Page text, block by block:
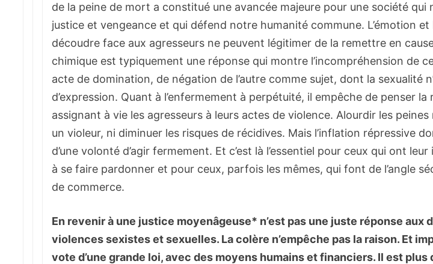
de la peine de mort a constitué une avancée majeure pour une société qui
justice et vengeance et qui défend notre humanité commune. L’émotion et
découdre face aux agresseurs ne peuvent légitimer de la remettre en
chimique est typiquement une réponse qui montre l’incompréhension de
acte de domination, de négation de l’autre comme sujet, dont la sexualité
d’expression. Quant à l’enfermement à perpétuité, il empêche de penser la
assignant à vie les agresseurs à leurs actes de violence. Alourdir les peines
un violeur, ni diminuer les risques de récidives. Mais l’inflation répressive
d’une volonté d’agir fermement. Et c’est là l’essentiel pour ceux qui ont
à se faire pardonner et pour ceux, parfois les mêmes, qui font de l’angle
de commerce.
En revenir à une justice moyenâgeuse* n’est pas une juste réponse aux
violences sexistes et sexuelles. La colère n’empêche pas la raison. Et
vote d’une grande loi, avec des moyens humains et financiers. Il est plus